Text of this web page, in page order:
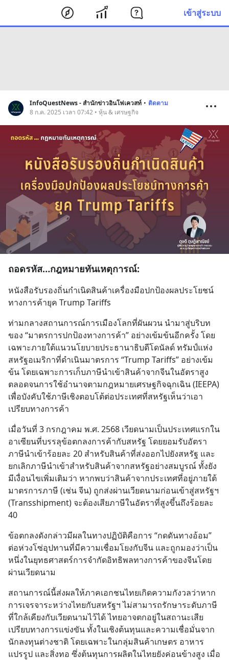
เข้าสู่ระบบ
InfoQuestNews - สำนักข่าวอินโฟเควสท์ • ติดตาม
8 ก.ค. 2025 เวลา 07:42 • หุ้น & เศรษฐกิจ
ถอดรหัส…กฎหมายทันเหตุการณ์:
หนังสือรับรองถิ่นกำเนิดสินค้าเครื่องมือปกป้องผลประโยชน์
ทางการค้ายุค Trump Tariffs
ท่ามกลางสถานการณ์การเมืองโลกที่ผันผวน นำมาสู่บริบท
ของ “มาตรการปกป้องทางการค้า” อย่างเข้มข้นอีกครั้ง โดย
เฉพาะภายใต้แนวนโยบายประธานาธิบดีโดนัลด์ ทรัมป์แห่ง
สหรัฐอเมริกาที่ดำเนินมาตรการ “Trump Tariffs” อย่างเข้ม
ข้น โดยเฉพาะการเก็บภาษีนำเข้าสินค้าจากจีนในอัตราสูง
ตลอดจนการใช้อำนาจตามกฎหมายเศรษฐกิจฉุกเฉิน (IEEPA)
เพื่อบังคับใช้ภาษีเชิงตอบโต้ต่อประเทศที่สหรัฐเห็นว่าเอา
เปรียบทางการค้า
เมื่อวันที่ 3 กรกฎาคม พ.ศ. 2568 เวียดนามเป็นประเทศแรกใน
อาเซียนที่บรรลุข้อตกลงการค้ากับสหรัฐ โดยยอมรับอัตรา
ภาษีนำเข้าร้อยละ 20 สำหรับสินค้าที่ส่งออกไปยังสหรัฐ และ
ยกเลิกภาษีนำเข้าสำหรับสินค้าจากสหรัฐอย่างสมบูรณ์ ทั้งยัง
มีเงื่อนไขเพิ่มเติมว่า หากพบว่าสินค้าจากประเทศที่อยู่ภายใต้
มาตรการภาษี (เช่น จีน) ถูกส่งผ่านเวียดนามก่อนเข้าสู่สหรัฐฯ
(Transshipment) จะต้องเสียภาษีในอัตราที่สูงขึ้นถึงร้อยละ
40
ข้อตกลงดังกล่าวมีผลในทางปฏิบัติคือการ “กดดันทางอ้อม”
ต่อห่วงโซ่อุปทานที่มีความเชื่อมโยงกับจีน และถูกมองว่าเป็น
หนึ่งในยุทธศาสตร์การจำกัดอิทธิพลทางการค้าของจีนโดย
ผ่านเวียดนาม
สถานการณ์นี้ส่งผลให้ภาคเอกชนไทยเกิดความกังวลว่าหาก
การเจรจาระหว่างไทยกับสหรัฐฯ ไม่สามารถรักษาระดับภาษี
ที่ใกล้เคียงกับเวียดนามไว้ได้ ไทยอาจตกอยู่ในสถานะเสีย
เปรียบทางการแข่งขัน ทั้งในเชิงต้นทุนและความเชื่อมั่นจาก
นักลงทุนต่างชาติ โดยเฉพาะในกลุ่มสินค้าเกษตร อาหาร
แปรรูป และสิ่งทอ ซึ่งต้นทุนการผลิตในไทยยังค่อนข้างสูง เมื่อ